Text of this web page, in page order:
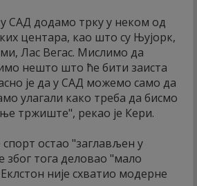
САД додамо трку у неком од
центара, као што су Њујорк,
Лас Вегас. Мислимо да
нешто што ће бити заиста
је да у САД можемо само да
улагали како треба да бисмо
тржиште", рекао је Кери.
остао "заглављен у
због тога деловао "мало
није схватио модерне